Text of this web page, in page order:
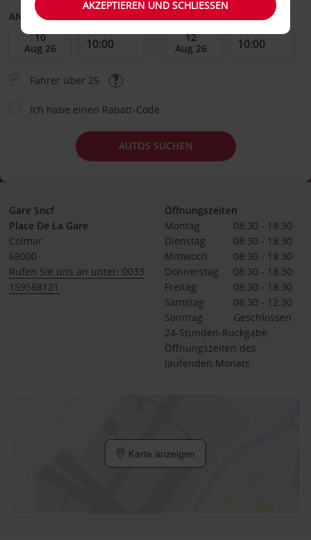
ANFANGSDATUM
Fahrer über 25
Ich habe einen Rabatt-Code
AUTOS SUCHEN
Gare Sncf
Place De La Gare
Colmar
68000
Rufen Sie uns an unter: 0033
159588121
Öffnungszeiten
Montag
08:30 - 18:30
Dienstag
08:30 - 18:30
Mittwoch
08:30 - 18:30
Donnerstag
08:30 - 18:30
Freitag
08:30 - 18:30
Samstag
08:30 - 12:30
Sonntag
Geschlossen
24-Stunden-Rückgabe.
Öffnungszeiten des
laufenden Monats.
Karte anzeigen
AKZEPTIEREN UND SCHLIESSEN